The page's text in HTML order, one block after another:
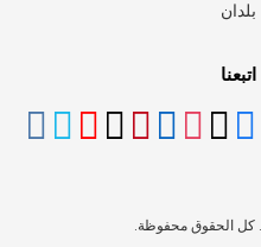
بلدان
اتبعنا